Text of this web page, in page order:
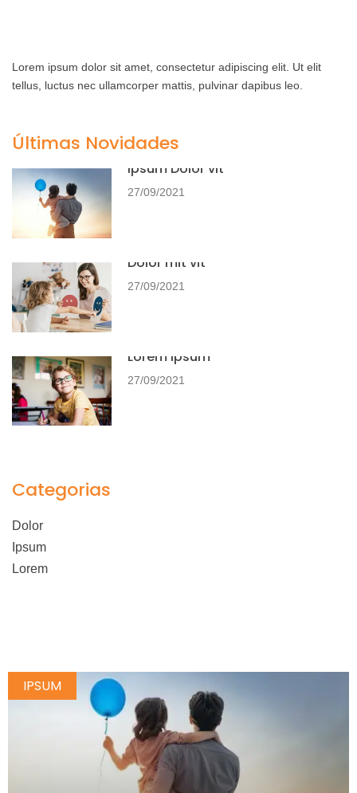
Lorem ipsum dolor sit amet, consectetur adipiscing elit. Ut elit
tellus, luctus nec ullamcorper mattis, pulvinar dapibus leo.
Últimas Novidades
Ipsum Dolor vit
27/09/2021
Dolor mit vit
27/09/2021
Lorem ipsum
27/09/2021
Categorias
Dolor
Ipsum
Lorem
IPSUM